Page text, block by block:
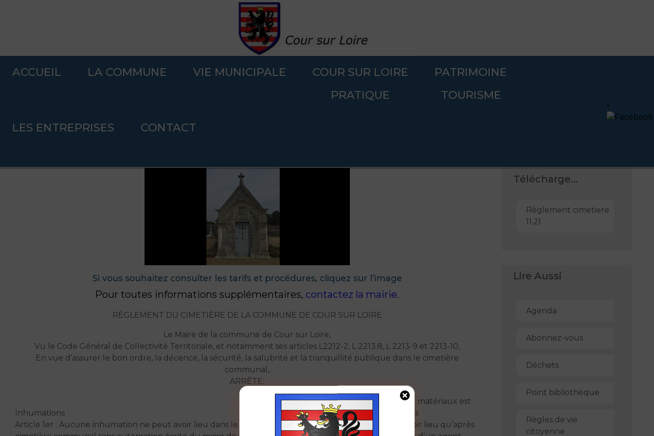
ACCUEIL
LA COMMUNE
VIE MUNICIPALE
COUR SUR LOIRE
PRATIQUE
PATRIMOINE
TOURISME
LES ENTREPRISES
CONTACT
Cimetière
Si vous souhaitez consulter les tarifs et procédures, cliquez sur l’image
Pour toutes informations supplémentaires, contactez la mairie.
RÈGLEMENT DU CIMETIÈRE DE LA COMMUNE DE COUR SUR LOIRE
Le Maire de la commune de Cour sur Loire,
Vu le Code Général de Collectivité Territoriale, et notamment ses articles L2212-2, L 2213.8, L 2213-9 et 2213-10,
En vue d’assurer le bon ordre, la décence, la sécurité, la salubrité et la tranquillité publique dans le cimetière
communal,
ARRÊTE:
Inhumations
Article 1er : Aucune inhumation ne peut avoir lieu dans le
Article 14 : Tout dépôt de terre, de sable ou matériaux est
interdit dans les allées ou sur les sépultures
Article 15 : Les exhumations ne peuvent avoir lieu qu’après
Télécharge...
Règlement cimetiere
11.21
Lire Aussi
Agenda
Abonnez-vous
Déchets
Point bibliothèque
Règles de vie
citoyenne